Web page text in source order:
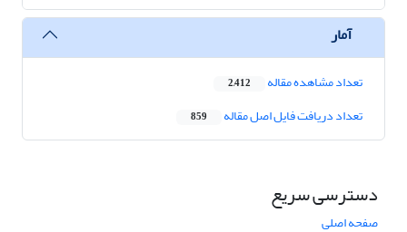
آمار
تعداد مشاهده مقاله 2,412
تعداد دریافت فایل اصل مقاله 859
دسترسی سریع
صفحه اصلی